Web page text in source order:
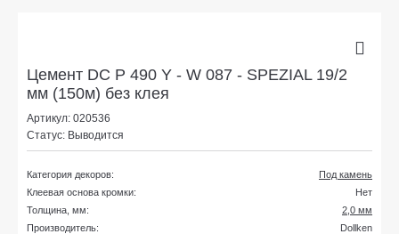
Цемент DC P 490 Y - W 087 - SPEZIAL 19/2
мм (150м) без клея
Артикул: 020536
Статус: Выводится
Категория декоров:
Под камень
Клеевая основа кромки:
Нет
Толщина, мм:
2,0 мм
Производитель:
Dollken